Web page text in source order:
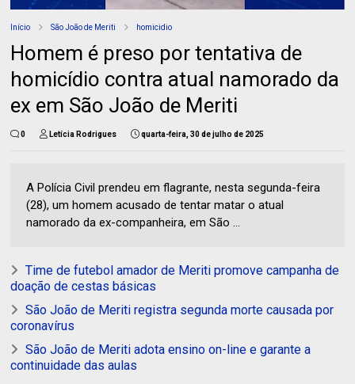
Início São João de Meriti homicidio
Homem é preso por tentativa de
homicídio contra atual namorado da
ex em São João de Meriti
0 Letícia Rodrigues quarta-feira, 30 de julho de 2025
A Polícia Civil prendeu em flagrante, nesta segunda-feira
(28), um homem acusado de tentar matar o atual
namorado da ex-companheira, em São ...
Time de futebol amador de Meriti promove campanha de
doação de cestas básicas
São João de Meriti registra segunda morte causada por
coronavírus
São João de Meriti adota ensino on-line e garante a
continuidade das aulas